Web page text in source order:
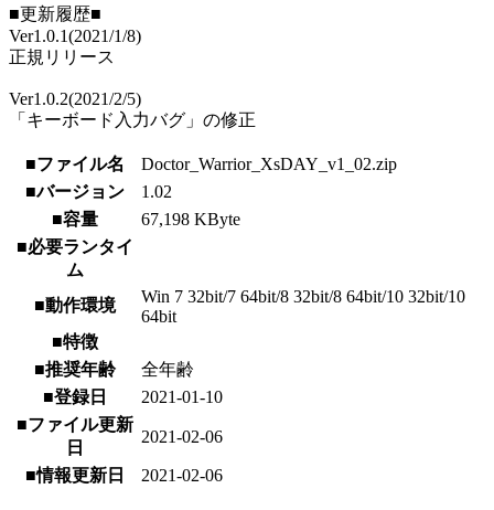
■更新履歴■
Ver1.0.1(2021/1/8)
正規リリース
Ver1.0.2(2021/2/5)
「キーボード入力バグ」の修正
■ファイル名
Doctor_Warrior_XsDAY_v1_02.zip
■バージョン
1.02
■容量
67,198 KByte
■必要ランタイ
ム
■動作環境
Win 7 32bit/7 64bit/8 32bit/8 64bit/10 32bit/10
64bit
■特徴
■推奨年齢
全年齢
■登録日
2021-01-10
■ファイル更新
日
2021-02-06
■情報更新日 2021-02-06